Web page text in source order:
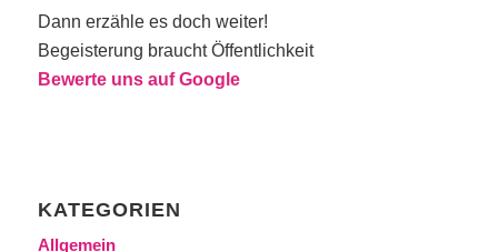
Dann erzähle es doch weiter!
Begeisterung braucht Öffentlichkeit
Bewerte uns auf Google
KATEGORIEN
Allgemein